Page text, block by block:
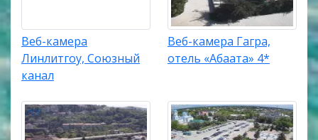
Веб-камера
Линлитгоу, Союзный
канал
Веб-камера Гагра,
отель «Абаата» 4*